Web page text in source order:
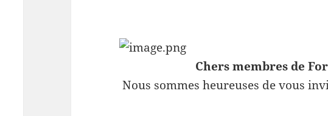
Chers membres de
Nous sommes heureuses de vous